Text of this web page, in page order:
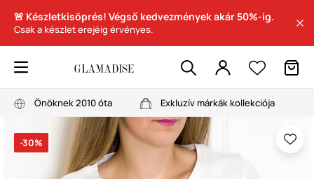
🚨 Készletkisöprés! Végső kedvezmények akár 50%-ig.
Csak a készlet erejéig érvényes.
Önöknek 2010 óta Exkluzív márkák kollekciója
-30%